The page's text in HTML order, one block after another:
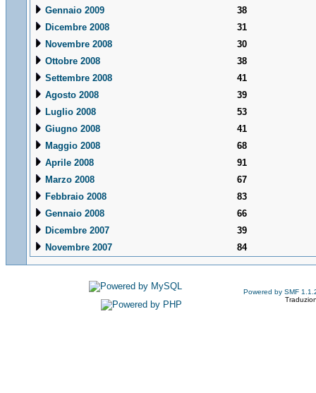
Gennaio 2009
38
Dicembre 2008
31
Novembre 2008
30
Ottobre 2008
38
Settembre 2008
41
Agosto 2008
39
Luglio 2008
53
Giugno 2008
41
Maggio 2008
68
Aprile 2008
91
Marzo 2008
67
Febbraio 2008
83
Gennaio 2008
66
Dicembre 2007
39
Novembre 2007
84
Powered by SMF